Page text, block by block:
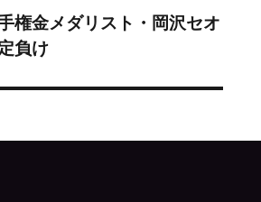
権金メダリスト・岡沢セオ
負け